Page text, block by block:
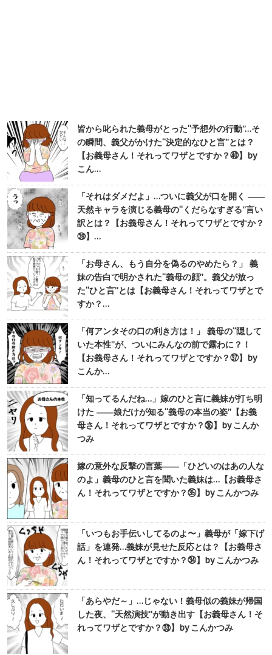
皆から叱られた義母がとった“予想外の行動”…そ
の瞬間、義父がかけた“決定的なひと言”とは？
【お義母さん！それってワザとですか？㊵】by
こん…
「それはダメだよ」…ついに義父が口を開く ――
天然キャラを演じる義母の“くだらなすぎる”言い
訳とは？【お義母さん！それってワザとですか？
㊴】…
「お母さん、もう自分を偽るのやめたら？」 義
妹の告白で明かされた“義母の顔”。義父が放っ
た“ひと言”とは【お義母さん！それってワザとで
すか？…
「何アンタその口の利き方は！」 義母の“隠して
いた本性”が、ついにみんなの前で露わに？！
【お義母さん！それってワザとですか？㊲】by
こんか…
「知ってるんだね…」嫁のひと言に義妹が打ち明
けた ――娘だけが知る“義母の本当の姿”【お義
母さん！それってワザとですか？㊱】by こんか
つみ
嫁の意外な反撃の言葉――「ひどいのはあの人な
のよ」義母のひと言を聞いた義妹は…【お義母さ
ん！それってワザとですか？㉟】by こんかつみ
「いつもお手伝いしてるのよ〜」義母が「嫁下げ
話」を連発…義妹が見せた反応とは？【お義母さ
ん！それってワザとですか？㉞】by こんかつみ
「あらやだ～」…じゃない！義母似の義妹が帰国
した夜、“天然演技”が動き出す【お義母さん！そ
れってワザとですか？㉝】by こんかつみ